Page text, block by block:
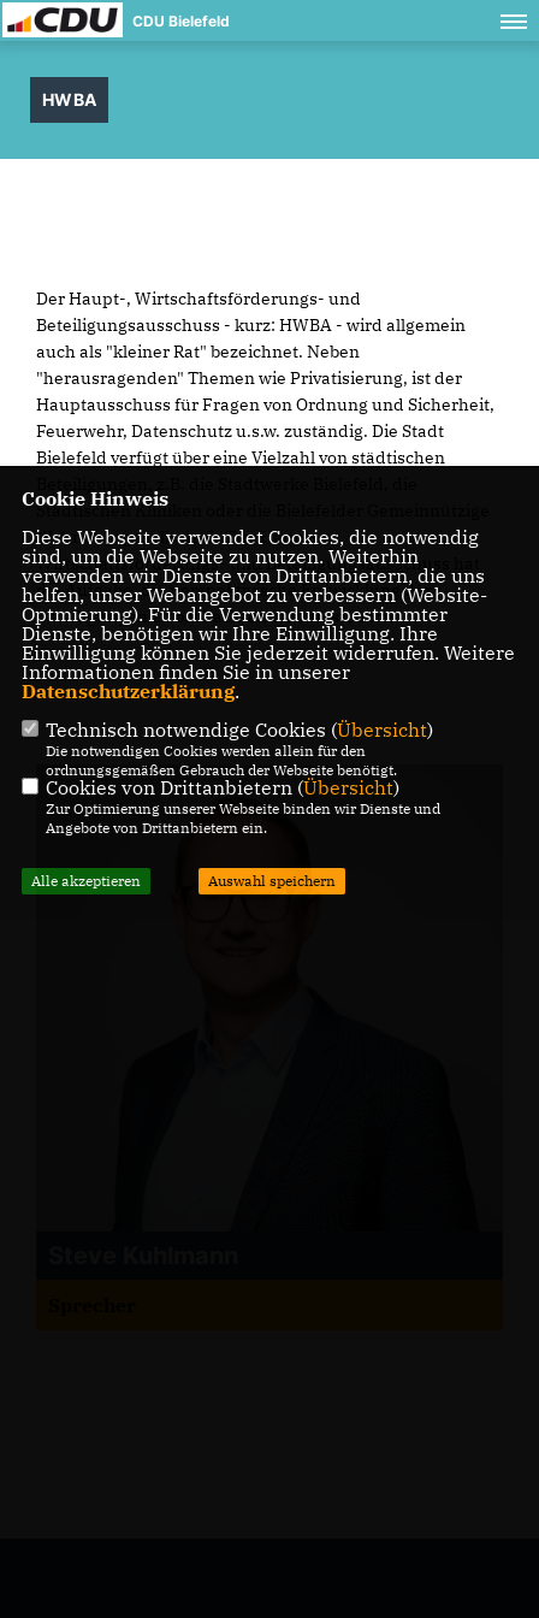
CDU Bielefeld
HWBA
Der Haupt-, Wirtschaftsförderungs- und
Beteiligungsausschuss - kurz: HWBA - wird allgemein
auch als "kleiner Rat" bezeichnet. Neben
"herausragenden" Themen wie Privatisierung, ist der
Hauptausschuss für Fragen von Ordnung und Sicherheit,
Feuerwehr, Datenschutz u.s.w. zuständig. Die Stadt
Bielefeld verfügt über eine Vielzahl von städtischen
Städtischen Kliniken oder die Bielefelder Gemeinnützige
Wohnungsgesellschaft. Der Haupt-,
Wirtschaftsförderungs- und Beteiligungsausschuss hat
die Aufgabe, die perspektivische Entwicklung der
Beteiligungen zu beobachten und zu steuern.
Cookie Hinweis
Diese Webseite verwendet Cookies, die notwendig
sind, um die Webseite zu nutzen. Weiterhin
verwenden wir Dienste von Drittanbietern, die uns
helfen, unser Webangebot zu verbessern (Website-
Optmierung). Für die Verwendung bestimmter
Dienste, benötigen wir Ihre Einwilligung. Ihre
Einwilligung können Sie jederzeit widerrufen. Weitere
Informationen finden Sie in unserer
Datenschutzerklärung.
Technisch notwendige Cookies (Übersicht)
Die notwendigen Cookies werden allein für den
ordnungsgemäßen Gebrauch der Webseite benötigt.
Cookies von Drittanbietern (Übersicht)
Zur Optimierung unserer Webseite binden wir Dienste und
Angebote von Drittanbietern ein.
Alle akzeptieren Auswahl speichern